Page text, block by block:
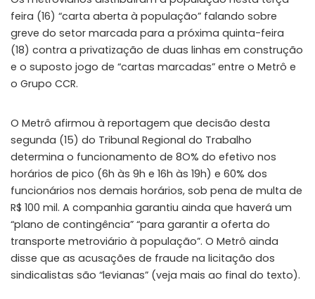
feira (16) “carta aberta à população” falando sobre
greve do setor marcada para a próxima quinta-feira
(18) contra a privatização de duas linhas em construção
e o suposto jogo de “cartas marcadas” entre o Metrô e
o Grupo CCR.
O Metrô afirmou à reportagem que decisão desta
segunda (15) do Tribunal Regional do Trabalho
determina o funcionamento de 8O% do efetivo nos
horários de pico (6h às 9h e 16h às 19h) e 60% dos
funcionários nos demais horários, sob pena de multa de
R$ 100 mil. A companhia garantiu ainda que haverá um
“plano de contingência” “para garantir a oferta do
transporte metroviário à população”. O Metrô ainda
disse que as acusações de fraude na licitação dos
sindicalistas são “levianas” (veja mais ao final do texto).